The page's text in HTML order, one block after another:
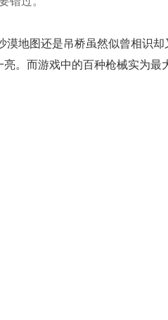
地图还是吊桥虽然似曾相识
。而游戏中的百种枪械实为最